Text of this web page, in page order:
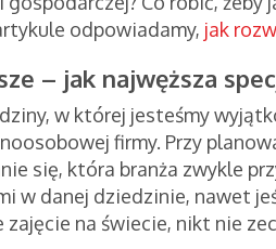
odpowiadamy, jak
– jak najwęższa
w której jesteśmy
firmy. Przy
się, która branża zwykle
w danej dziedzinie, nawet
na świecie, nikt nie